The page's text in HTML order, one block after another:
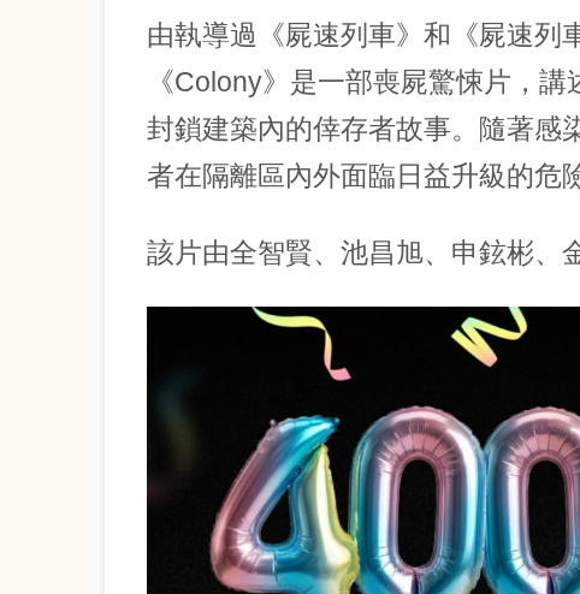
由執導過《屍速列車》和《屍速列
《Colony》是一部喪屍驚悚片，
封鎖建築內的倖存者故事。隨著感
者在隔離區內外面臨日益升級的危
該片由全智賢、池昌旭、申鉉彬、